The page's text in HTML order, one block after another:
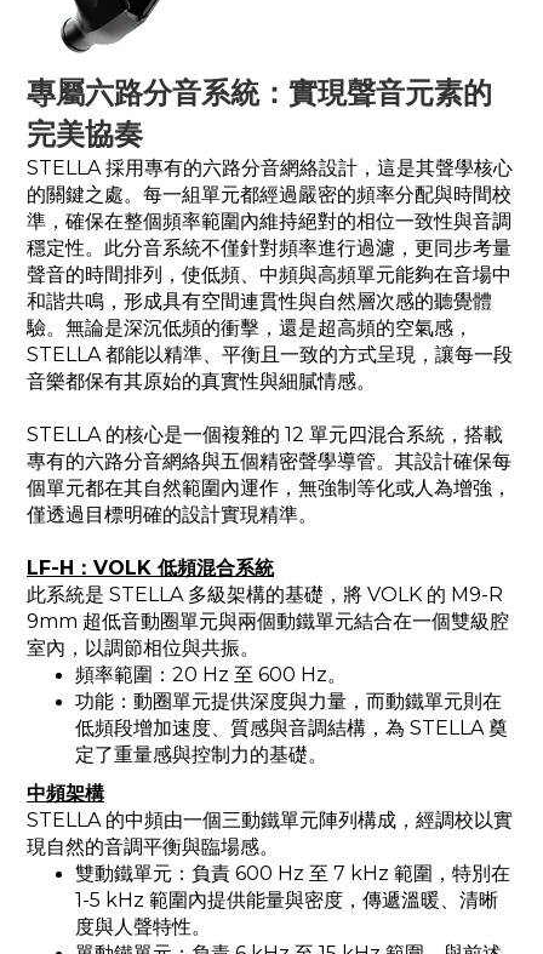
專屬六路分音系統：實現聲音元素的
完美協奏
STELLA 採用專有的六路分音網絡設計，這是其聲學核心
的關鍵之處。每一組單元都經過嚴密的頻率分配與時間校
準，確保在整個頻率範圍內維持絕對的相位一致性與音調
穩定性。此分音系統不僅針對頻率進行過濾，更同步考量
聲音的時間排列，使低頻、中頻與高頻單元能夠在音場中
和諧共鳴，形成具有空間連貫性與自然層次感的聽覺體
驗。無論是深沉低頻的衝擊，還是超高頻的空氣感，
STELLA 都能以精準、平衡且一致的方式呈現，讓每一段
音樂都保有其原始的真實性與細膩情感。
STELLA 的核心是一個複雜的 12 單元四混合系統，搭載
專有的六路分音網絡與五個精密聲學導管。其設計確保每
個單元都在其自然範圍內運作，無強制等化或人為增強，
僅透過目標明確的設計實現精準。
LF-H：VOLK 低頻混合系統
此系統是 STELLA 多級架構的基礎，將 VOLK 的 M9-R
9mm 超低音動圈單元與兩個動鐵單元結合在一個雙級腔
室內，以調節相位與共振。
頻率範圍：20 Hz 至 600 Hz。
功能：動圈單元提供深度與力量，而動鐵單元則在
低頻段增加速度、質感與音調結構，為 STELLA 奠
定了重量感與控制力的基礎。
中頻架構
STELLA 的中頻由一個三動鐵單元陣列構成，經調校以實
現自然的音調平衡與臨場感。
雙動鐵單元：負責 600 Hz 至 7 kHz 範圍，特別在
1-5 kHz 範圍內提供能量與密度，傳遞溫暖、清晰
度與人聲特性。